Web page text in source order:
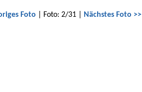
Foto | Foto: 2/31 | Nächstes Foto >>